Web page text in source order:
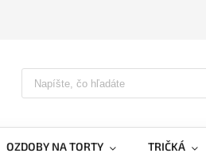
OZDOBY NA TORTY TRIČKÁ